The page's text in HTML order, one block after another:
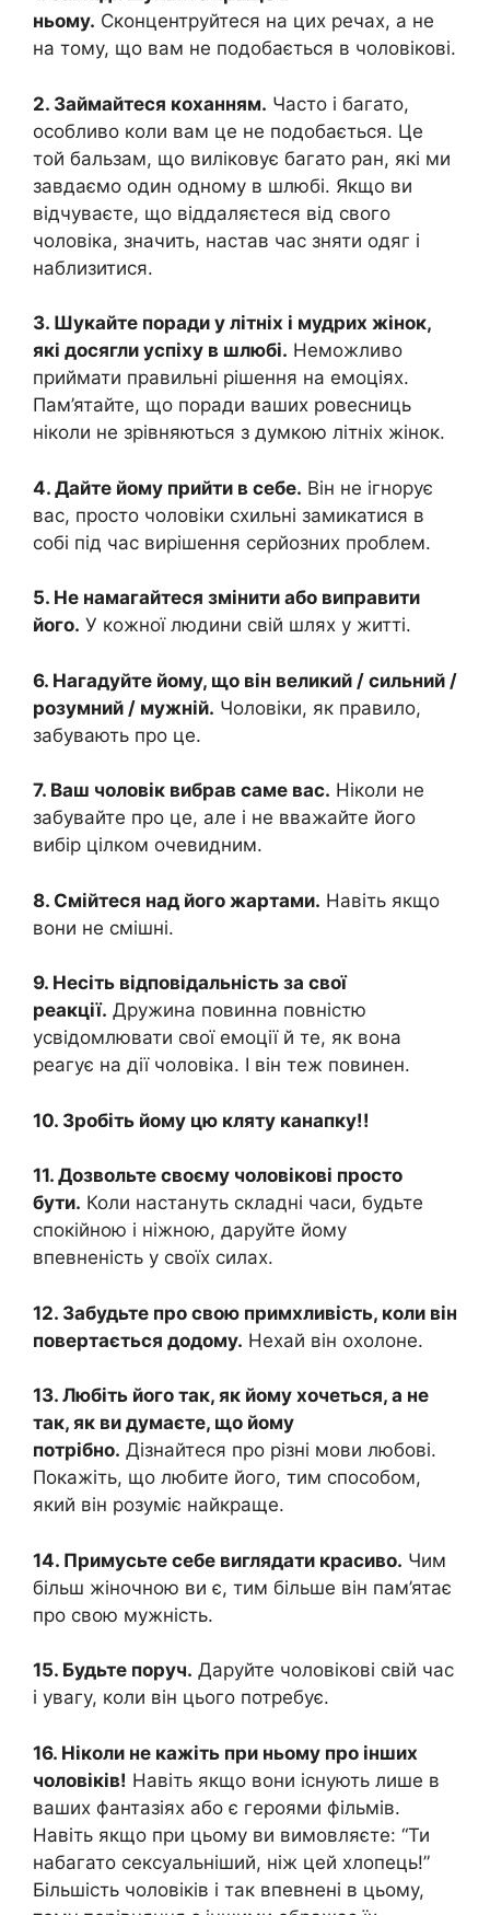
ньому. Сконцентруйтеся на цих речах, а не
на тому, що вам не подобається в чоловікові.
2. Займайтеся коханням. Часто і багато,
особливо коли вам це не подобається. Це
той бальзам, що виліковує багато ран, які ми
завдаємо один одному в шлюбі. Якщо ви
відчуваєте, що віддаляєтеся від свого
чоловіка, значить, настав час зняти одяг і
наблизитися.
3. Шукайте поради у літніх і мудрих жінок,
які досягли успіху в шлюбі. Неможливо
приймати правильні рішення на емоціях.
Пам’ятайте, що поради ваших ровесниць
ніколи не зрівняються з думкою літніх жінок.
4. Дайте йому прийти в себе. Він не ігнорує
вас, просто чоловіки схильні замикатися в
собі під час вирішення серйозних проблем.
5. Не намагайтеся змінити або виправити
його. У кожної людини свій шлях у житті.
6. Нагадуйте йому, що він великий / сильний /
розумний / мужній. Чоловіки, як правило,
забувають про це.
7. Ваш чоловік вибрав саме вас. Ніколи не
забувайте про це, але і не вважайте його
вибір цілком очевидним.
8. Смійтеся над його жартами. Навіть якщо
вони не смішні.
9. Несіть відповідальність за свої
реакції. Дружина повинна повністю
усвідомлювати свої емоції й те, як вона
реагує на дії чоловіка. І він теж повинен.
10. Зробіть йому цю кляту канапку!!
11. Дозвольте своєму чоловікові просто
бути. Коли настануть складні часи, будьте
спокійною і ніжною, даруйте йому
впевненість у своїх силах.
12. Забудьте про свою примхливість, коли він
повертається додому. Нехай він охолоне.
13. Любіть його так, як йому хочеться, а не
так, як ви думаєте, що йому
потрібно. Дізнайтеся про різні мови любові.
Покажіть, що любите його, тим способом,
який він розуміє найкраще.
14. Примусьте себе виглядати красиво. Чим
більш жіночною ви є, тим більше він пам’ятає
про свою мужність.
15. Будьте поруч. Даруйте чоловікові свій час
і увагу, коли він цього потребує.
16. Ніколи не кажіть при ньому про інших
чоловіків! Навіть якщо вони існують лише в
ваших фантазіях або є героями фільмів.
Навіть якщо при цьому ви вимовляєте: “Ти
набагато сексуальніший, ніж цей хлопець!”
Більшість чоловіків і так впевнені в цьому,